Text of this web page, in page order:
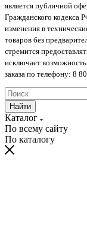
является публичной
Гражданского кодекса
изменения в
товаров без
стремится
исключает
заказа по телефону: 8
Найти
Каталог
По всему сайту
По каталогу